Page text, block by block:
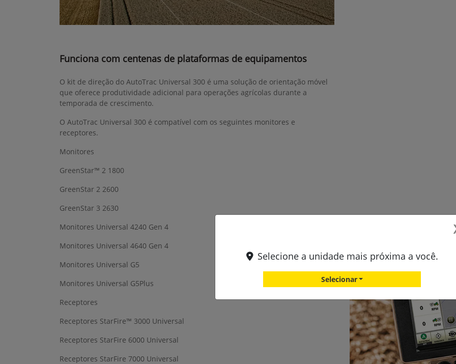
Funciona com centenas de plataformas de equipamentos
O kit de direção do AutoTrac Universal 300 é uma solução de orientação móvel
que oferece produtividade adicional para operações agrícolas durante a
temporada de crescimento.
O AutoTrac Universal 300 é compatível com os seguintes monitores e
receptores.
Monitores
GreenStar™ 2 1800
GreenStar 2 2600
GreenStar 3 2630
Monitores Universal 4240 Gen 4
Monitores Universal 4640 Gen 4
Monitores Universal G5
Monitores Universal G5Plus
Receptores
Receptores StarFire™ 3000 Universal
Receptores StarFire 6000 Universal
Receptores StarFire 7000 Universal
Selecione a unidade mais próxima a você.
Selecionar